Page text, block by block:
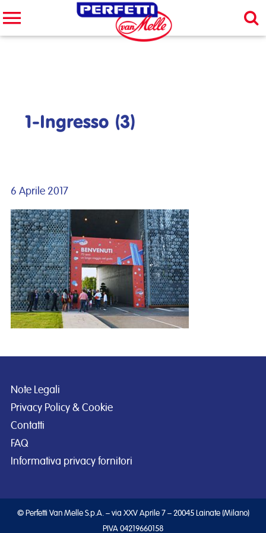
Cerca nel sito
1-Ingresso (3)
6 Aprile 2017
Note Legali
Privacy Policy & Cookie
Contatti
FAQ
Informativa privacy fornitori
© Perfetti Van Melle S.p.A. – via XXV Aprile 7 – 20045 Lainate (Milano)
PIVA 04219660158